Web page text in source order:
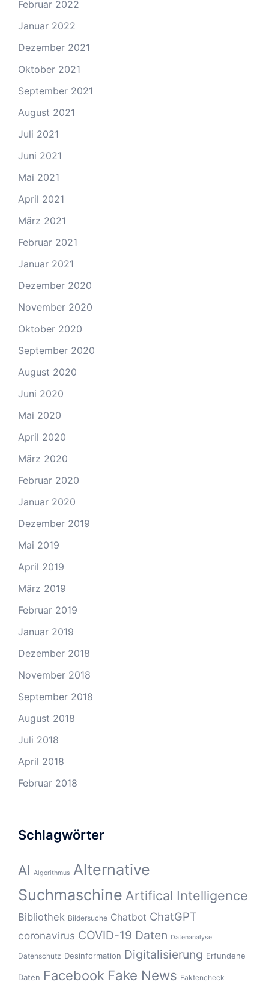
Februar 2022
Januar 2022
Dezember 2021
Oktober 2021
September 2021
August 2021
Juli 2021
Juni 2021
Mai 2021
April 2021
März 2021
Februar 2021
Januar 2021
Dezember 2020
November 2020
Oktober 2020
September 2020
August 2020
Juni 2020
Mai 2020
April 2020
März 2020
Februar 2020
Januar 2020
Dezember 2019
Mai 2019
April 2019
März 2019
Februar 2019
Januar 2019
Dezember 2018
November 2018
September 2018
August 2018
Juli 2018
April 2018
Februar 2018
Schlagwörter
AI Algorithmus Alternative
Suchmaschine Artifical Intelligence
Bibliothek Bildersuche Chatbot ChatGPT
coronavirus COVID-19 Daten Datenanalyse
Datenschutz Desinformation Digitalisierung Erfundene
Daten Facebook Fake News Faktencheck